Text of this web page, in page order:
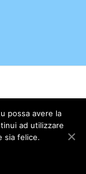
Ricerche
e con il
possa avere la
ad utilizzare
sia felice.